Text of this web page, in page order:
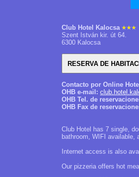
Club Hotel Kalocsa
Szent István kir. út 64.
6300 Kalocsa
Contacto por Online
OHB e-mail:
OHB Tel. de
OHB Fax de
Club Hotel has 7 single,
bathroom, WIFI available,
Internet access is also
Our pizzeria offers hot